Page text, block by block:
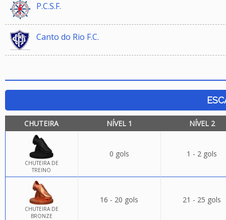
P.C.S.F.
Canto do Rio F.C.
CHUTEIRA NÍVEL 1 NÍVEL 2
CHUTEIRA DE
TREINO
0 gols 1 - 2 gols
CHUTEIRA DE
BRONZE
16 - 20 gols 21 - 25 gols